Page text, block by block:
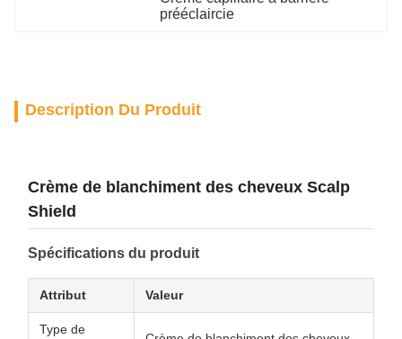
prééclaircie
Description Du Produit
Crème de blanchiment des cheveux Scalp
Shield
Spécifications du produit
Attribut Valeur
Type de